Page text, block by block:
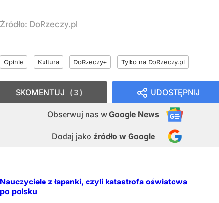
Źródło: DoRzeczy.pl
Opinie Kultura DoRzeczy+ Tylko na DoRzeczy.pl
UDOSTĘPNIJ
Obserwuj nas w Google News
Dodaj jako źródło w Google
SKOMENTUJ 3
Nauczyciele z łapanki, czyli katastrofa oświatowa
po polsku